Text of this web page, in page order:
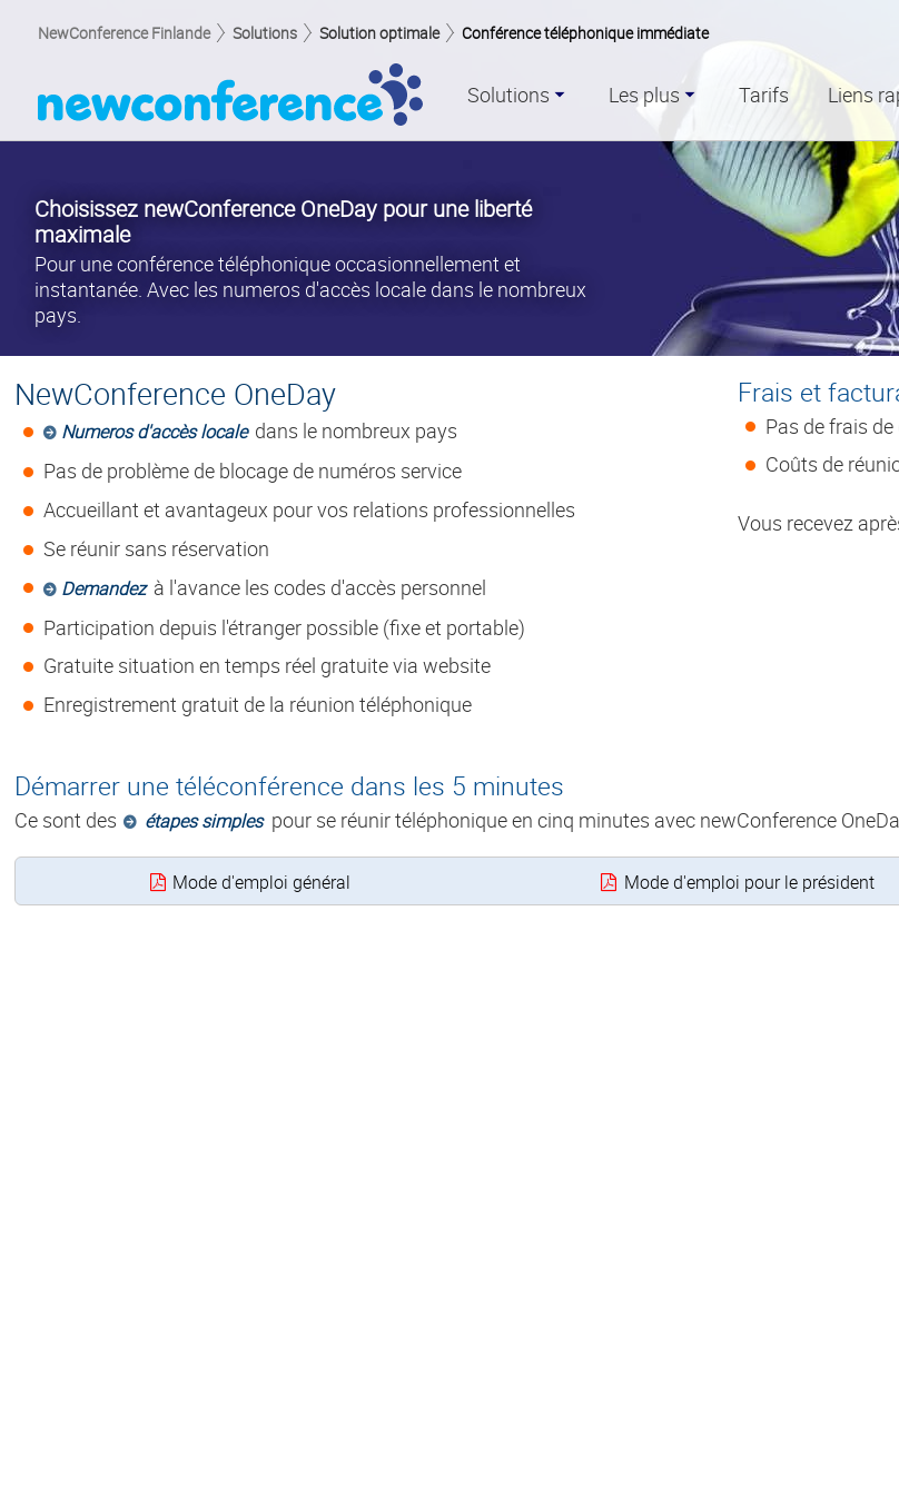
Choisissez newConference OneDay pour une liberté
maximale
Pour une conférence téléphonique occasionnellement et
instantanée. Avec les numeros d'accès locale dans le nombreux
pays.
NewConference OneDay
Numeros d'accès locale dans le nombreux pays
Pas de problème de blocage de numéros service
Accueillant et avantageux pour vos relations professionnelles
Se réunir sans réservation
Demandez à l'avance les codes d'accès personnel
Participation depuis l'étranger possible (fixe et portable)
Gratuite situation en temps réel gratuite via website
Enregistrement gratuit de la réunion téléphonique
Frais et
Pas de frais
Coûts de
Vous recevez
Démarrer une téléconférence dans les 5 minutes
Ce sont des étapes simples pour se réunir téléphonique en cinq minutes avec newConference
Mode d'emploi général Mode d'emploi pour le président
NewConference Finlande Solutions Solution optimale Conférence téléphonique immédiate
Solutions Les plus Tarifs Liens